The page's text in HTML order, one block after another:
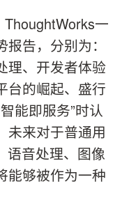
一
告，分别为：
理、开发者体验
台的崛起、盛行
能即服务”时认
未来对于普通用
语音处理、图像
能够被作为一种